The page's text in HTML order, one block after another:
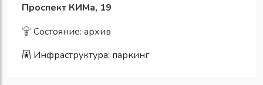
Проспект КИМа, 19
Состояние: архив
Инфраструктура: паркинг